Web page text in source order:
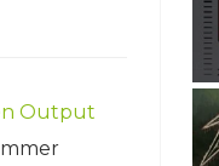
Output